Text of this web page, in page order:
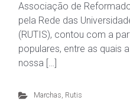
Associação de
pela Rede das
(RUTIS), contou com a
populares, entre as quais
nossa […]
Marchas, Rutis